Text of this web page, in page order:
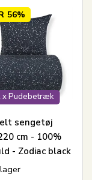
x Pudebetræk
56%
sengetøj
cm - 100%
- Zodiac black
med